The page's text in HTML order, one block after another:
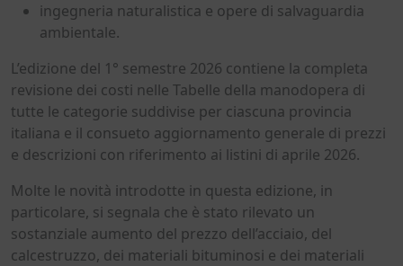
ingegneria naturalistica e opere di salvaguardia
ambientale.
L’edizione del 1° semestre 2026 contiene la completa
revisione dei costi nelle Tabelle della manodopera di
tutte le categorie suddivise per ciascuna provincia
italiana e il consueto aggiornamento generale di prezzi
e descrizioni con riferimento ai listini di aprile 2026.
Molte le novità introdotte in questa edizione, in
particolare, si segnala che è stato rilevato un
sostanziale aumento del prezzo dell’acciaio, del
calcestruzzo, dei materiali bituminosi e dei materiali